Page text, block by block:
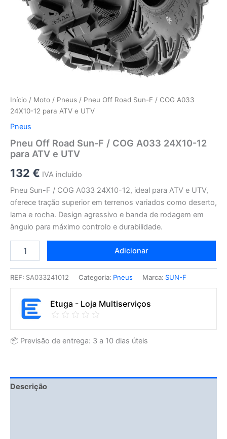
Início / Moto / Pneus / Pneu Off Road Sun-F / COG A033
24X10-12 para ATV e UTV
Pneus
Pneu Off Road Sun-F / COG A033 24X10-12
para ATV e UTV
132 € IVA incluído
Pneu Sun-F / COG A033 24X10-12, ideal para ATV e UTV,
oferece tração superior em terrenos variados como deserto,
lama e rocha. Design agressivo e banda de rodagem em
ângulo para máximo controlo e durabilidade.
Adicionar
REF: SA033241012 Categoria: Pneus Marca: SUN-F
Etuga - Loja Multiserviços
📦 Previsão de entrega: 3 a 10 dias úteis
Descrição